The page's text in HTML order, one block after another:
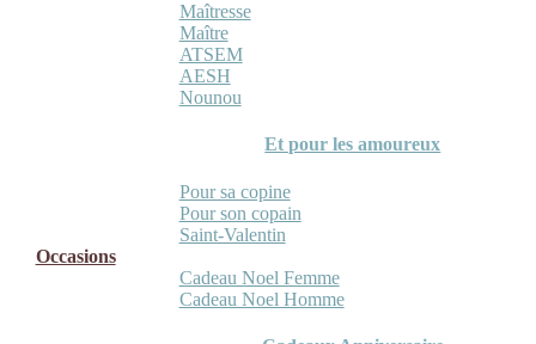
Maîtresse
Maître
ATSEM
AESH
Nounou
Et pour les amoureux
Pour sa copine
Pour son copain
Saint-Valentin
Occasions
Cadeau Noel Femme
Cadeau Noel Homme